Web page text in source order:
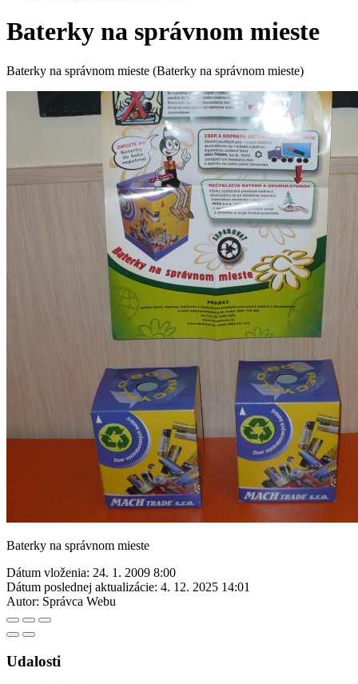
Baterky na správnom mieste
Baterky na správnom mieste (Baterky na správnom mieste)
Baterky na správnom mieste
Dátum vloženia: 24. 1. 2009 8:00
Dátum poslednej aktualizácie: 4. 12. 2025 14:01
Autor: Správca Webu
Udalosti